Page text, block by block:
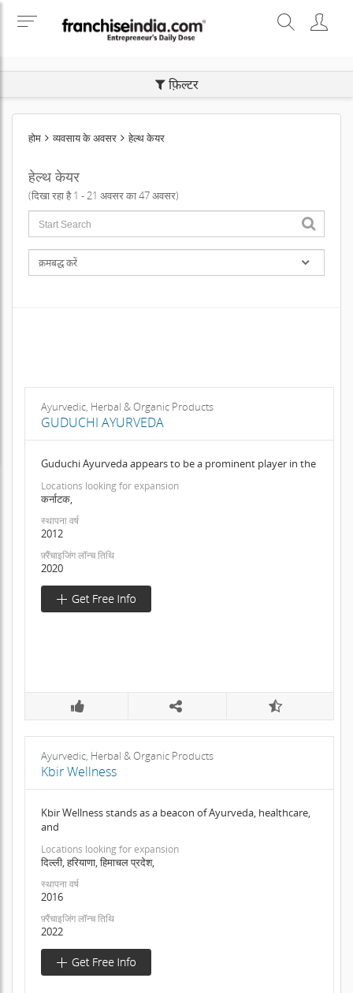
फ़िल्टर
होम व्यवसाय के अवसर हेल्थ केयर
हेल्थ केयर
(दिखा रहा है 1 - 21 अवसर का 47 अवसर)
Ayurvedic, Herbal & Organic Products
GUDUCHI AYURVEDA
Guduchi Ayurveda appears to be a prominent player in the
Locations looking for expansion
कर्नाटक,
स्थापना वर्ष
2012
फ़्रैंचाइजिंग लॉन्च तिथि
2020
Ayurvedic, Herbal & Organic Products
Kbir Wellness
Kbir Wellness stands as a beacon of Ayurveda, healthcare,
and
Locations looking for expansion
दिल्ली, हरियाणा, हिमाचल प्रदेश,
स्थापना वर्ष
2016
फ़्रैंचाइजिंग लॉन्च तिथि
2022